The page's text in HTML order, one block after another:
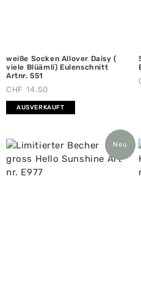
weiße Socken Allover Daisy (
viele Blüämli) Eulenschnitt
Artnr. 551
CHF 14.50
AUSVERKAUFT
Neu